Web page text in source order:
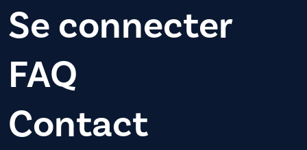
Se connecter
FAQ
Contact